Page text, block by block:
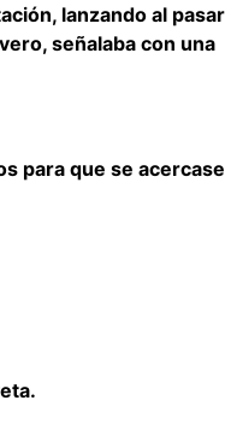
lanzando al pasar
señalaba con una
para que se